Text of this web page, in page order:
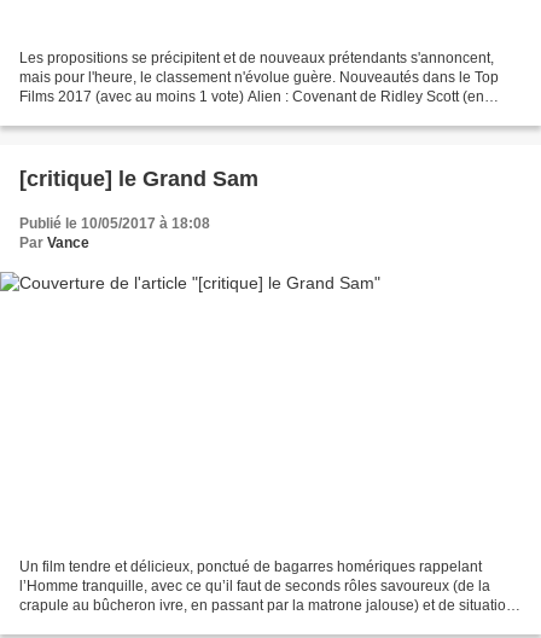
Les propositions se précipitent et de nouveaux prétendants s'annoncent,
mais pour l'heure, le classement n'évolue guère. Nouveautés dans le Top
Films 2017 (avec au moins 1 vote) Alien : Covenant de Ridley Scott (en
[critique] le Grand Sam
Publié le 10/05/2017 à 18:08
Par Vance
Un film tendre et délicieux, ponctué de bagarres homériques rappelant
l’Homme tranquille, avec ce qu’il faut de seconds rôles savoureux (de la
crapule au bûcheron ivre, en passant par la matrone jalouse) et de situations